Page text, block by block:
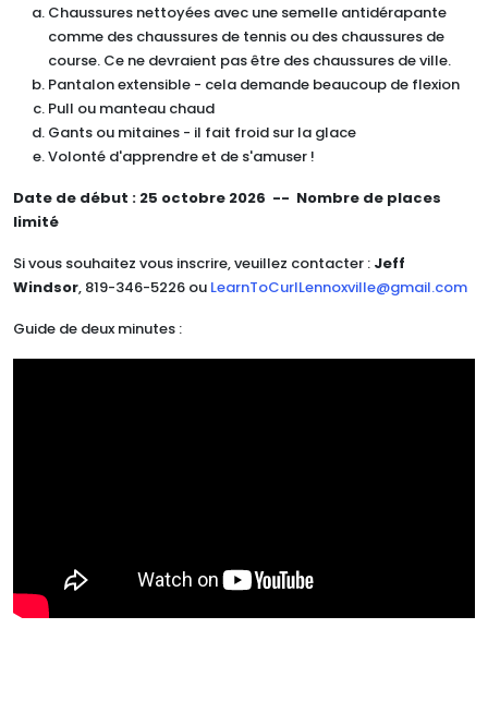
Chaussures nettoyées avec une semelle antidérapante
comme des chaussures de tennis ou des chaussures de
course. Ce ne devraient pas être des chaussures de ville.
Pantalon extensible - cela demande beaucoup de flexion
Pull ou manteau chaud
Gants ou mitaines - il fait froid sur la glace
Volonté d'apprendre et de s'amuser !
Date de début : 25 octobre 2026 -- Nombre de places
limité
Si vous souhaitez vous inscrire, veuillez contacter : Jeff
Windsor, 819-346-5226 ou LearnToCurlLennoxville@gmail.com
Guide de deux minutes :